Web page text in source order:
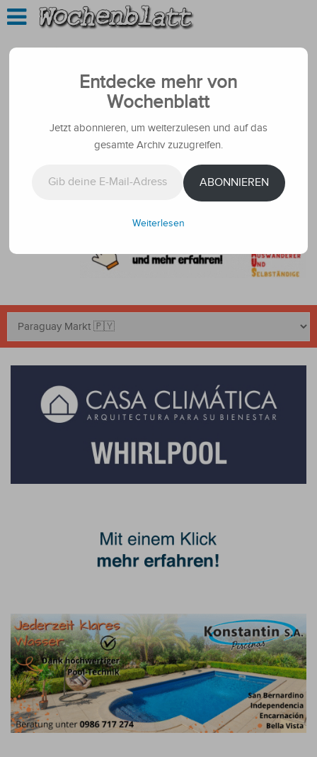
Entdecke mehr von
Wochenblatt
Jetzt abonnieren, um weiterzulesen und auf das
gesamte Archiv zuzugreifen.
ABONNIEREN
Weiterlesen